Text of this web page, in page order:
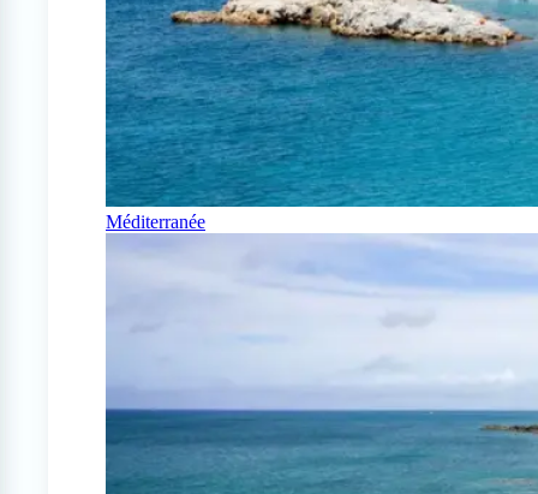
Méditerranée